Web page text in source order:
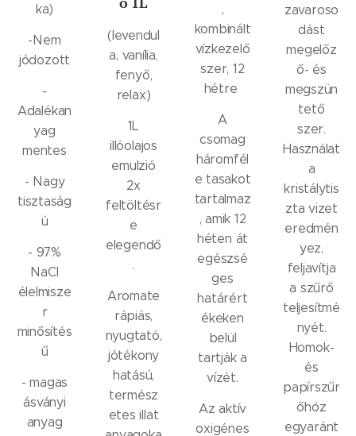
ka)
-Nem
jódozott
-
Adalékan
yag
mentes
- Nagy
tisztaság
ú
- 97%
NaCl
élelmisze
r
minősítés
ű
- magas
ásványi
anyag
(levendul
a, vanília,
fenyő,
relax)
1L
illóolajos
emulzió
2x
feltöltésr
e
elegendő
.
Aromate
rápiás,
nyugtató,
jótékony
hatású,
termész
etes illat
,
kombinált
vízkezelő
szer, 12
hétre
A
csomag
háromfél
e tasakot
tartalmaz
, amik 12
héten át
egészsé
ges
határért
ékeken
belül
tartják a
vízét.
Az aktív
oxigénes
zavaroso
dást
megelőz
ő- és
megszün
tető
szer.
Használat
a
kristálytis
zta vizet
eredmén
yez,
feljavítja
a szűrő
teljesítmé
nyét.
Homok-
és
papírszűr
őhöz
egyaránt